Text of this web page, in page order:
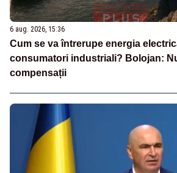
6 aug. 2026, 15:36
Cum se va întrerupe energia
consumatori industriali? Bolojan:
compensații